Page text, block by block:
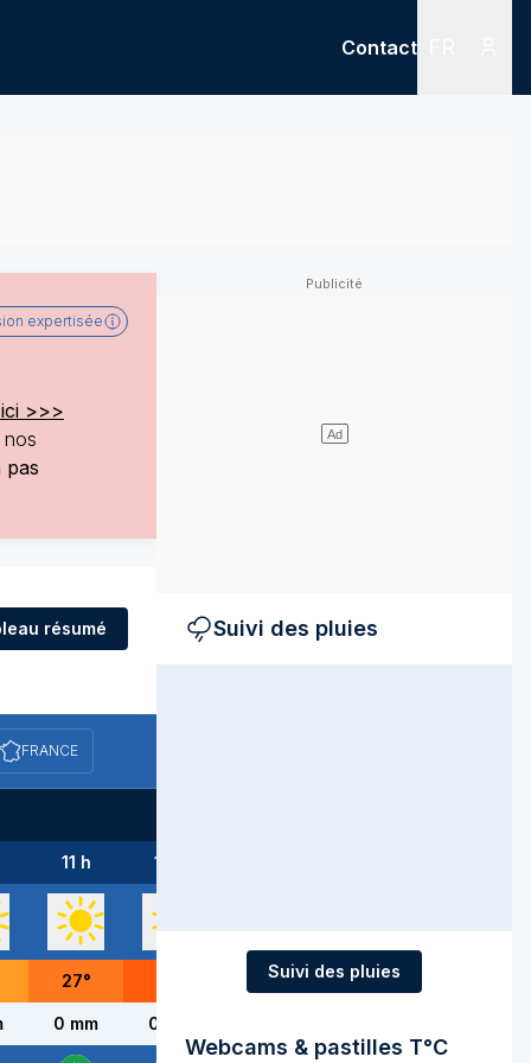
Contact
expertisée
>>>
pas
résumé
FRANCE
11 h 12 h
27° 30° 32°
0 mm 0 mm
Suivi des pluies
Suivi des pluies
Webcams & pastilles T°C